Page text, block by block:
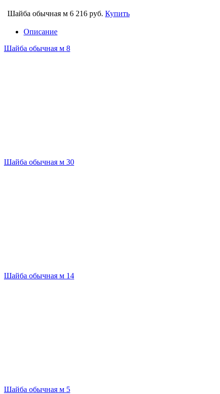
Шайба обычная м 6 216 руб. Купить
Описание
Шайба обычная м 8
Шайба обычная м 30
Шайба обычная м 14
Шайба обычная м 5